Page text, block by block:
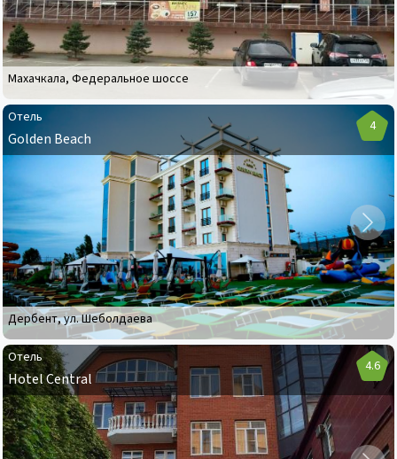
Махачкала, Федеральное шоссе
Отель
Golden Beach
Отель
Beach
Дербент,ул. Шеболдаева
4
Отель
Hotel Central
Отель
Hotel
Central
4.6